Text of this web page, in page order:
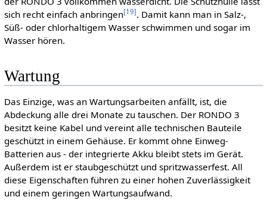
sich recht einfach anbringen[19]. Damit kann man in Salz-,
Süß- oder chlorhaltigem Wasser schwimmen und sogar im
Wasser hören.
Wartung
Das Einzige, was an Wartungsarbeiten anfällt, ist, die
Abdeckung alle drei Monate zu tauschen. Der RONDO 3
besitzt keine Kabel und vereint alle technischen Bauteile
geschützt in einem Gehäuse. Er kommt ohne Einweg-
Batterien aus - der integrierte Akku bleibt stets im Gerät.
Außerdem ist er staubgeschützt und spritzwasserfest. All
diese Eigenschaften führen zu einer hohen Zuverlässigkeit
und einem geringen Wartungsaufwand.